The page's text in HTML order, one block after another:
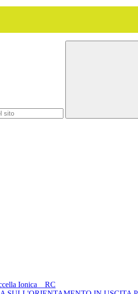
Ionica _ RC